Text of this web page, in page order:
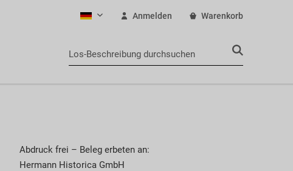
Deutsch Anmelden Warenkorb
Abdruck frei – Beleg erbeten an:
Hermann Historica GmbH